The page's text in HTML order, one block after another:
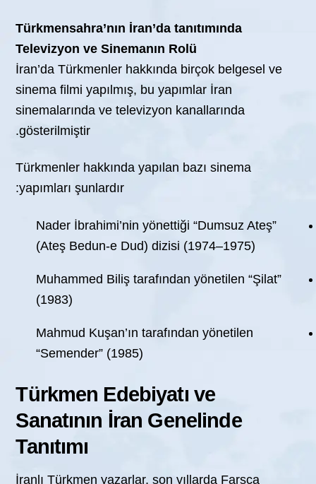
Türkmensahra’nın İran’da tanıtımında
Televizyon ve Sinemanın Rolü
İran’da Türkmenler hakkında birçok belgesel ve
sinema filmi yapılmış, bu yapımlar İran
sinemalarında ve televizyon kanallarında
gösterilmiştir.
Türkmenler hakkında yapılan bazı sinema
yapımları şunlardır:
Nader İbrahimi’nin yönettiği “Dumsuz Ateş”
(Ateş Bedun-e Dud) dizisi (1974–1975)
Muhammed Biliş tarafından yönetilen “Şilat”
(1983)
Mahmud Kuşan’ın tarafından yönetilen
“Semender” (1985)
Türkmen Edebiyatı ve
Sanatının İran Genelinde
Tanıtımı
İranlı Türkmen yazarlar, son yıllarda Farsça